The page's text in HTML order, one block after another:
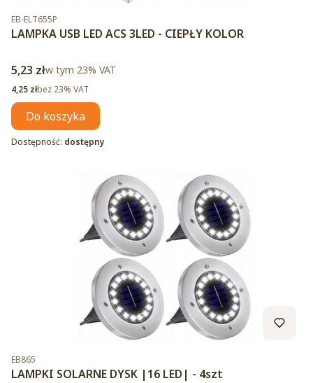
Kod produktu
EB-ELT655P
LAMPKA USB LED ACS 3LED - CIEPŁY KOLOR
Cena brutto
5,23 złw tym %s VAT
w tym 23% VAT
Cena netto
4,25 złbez 23% VAT
Do koszyka
Dostępność: dostępny
Kod produktu
EB865
LAMPKI SOLARNE DYSK |16 LED| - 4szt